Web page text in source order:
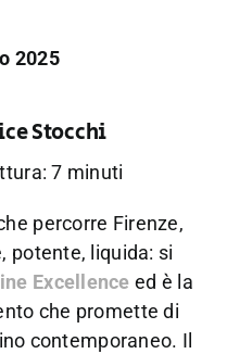
2025
Stocchi
7 minuti
percorre Firenze,
potente, liquida: si
Excellence ed è la
che promette di
contemporaneo. Il